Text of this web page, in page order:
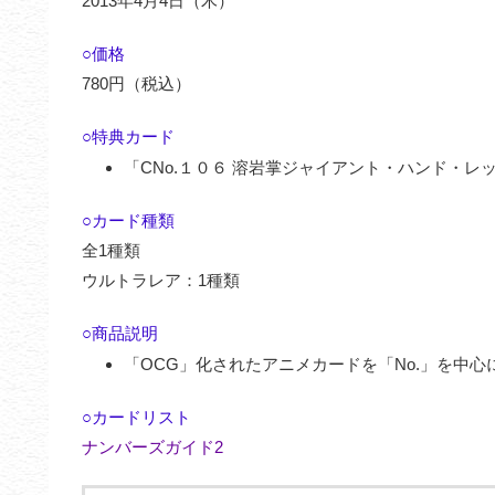
○価格
780円（税込）
○特典カード
「CNo.１０６ 溶岩掌ジャイアント・ハンド・レッ
○カード種類
全1種類
ウルトラレア：1種類
○商品説明
「OCG」化されたアニメカードを「No.」を中心
○カードリスト
ナンバーズガイド2